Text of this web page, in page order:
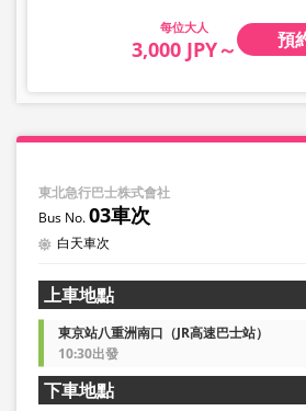
大人
3,000 JPY～ 預
東北急行巴士株式會社
03車次
白天車次
上車地點
東京站八重洲南口（JR高速巴士站）
10:30出發
下車地點